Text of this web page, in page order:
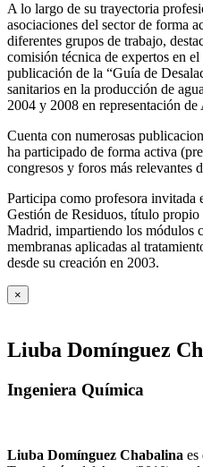
A lo largo de su trayectoria
asociaciones del sector de forma
diferentes grupos de trabajo,
comisión técnica de expertos en
publicación de la “Guía de
sanitarios en la producción de
2004 y 2008 en representación de
Cuenta con numerosas
ha participado de forma activa
congresos y foros más relevantes
Participa como profesora invitada
Gestión de Residuos, título
Madrid, impartiendo los módulos
membranas aplicadas al
desde su creación en 2003.
×
Liuba Domínguez
Ingeniera Química
Liuba Domínguez Chabalina es